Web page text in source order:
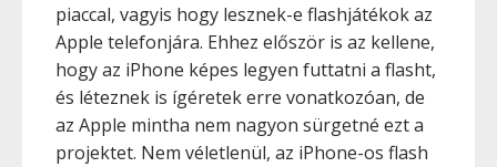
piaccal, vagyis hogy lesznek-e flashjátékok az
Apple telefonjára. Ehhez először is az kellene,
hogy az iPhone képes legyen futtatni a flasht,
és léteznek is ígéretek erre vonatkozóan, de
az Apple mintha nem nagyon sürgetné ezt a
projektet. Nem véletlenül, az iPhone-os flash